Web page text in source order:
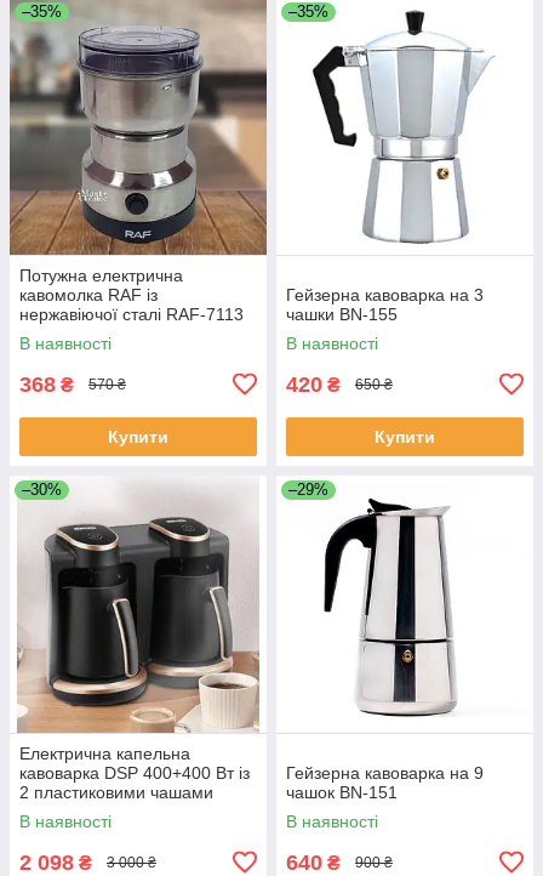
–35%
Потужна електрична
кавомолка RAF із
нержавіючої сталі RAF-7113
В наявності
368 ₴ 570 ₴
Купити
–35%
Гейзерна кавоварка на 3
чашки BN-155
В наявності
420 ₴ 650 ₴
Купити
–30%
Електрична капельна
кавоварка DSP 400+400 Вт із
2 пластиковими чашами
0,25+0,25л KA-3049
В наявності
2 098 ₴ 3 000 ₴
–29%
Гейзерна кавоварка на 9
чашок BN-151
В наявності
640 ₴ 900 ₴